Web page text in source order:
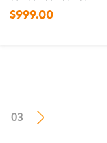
$999.00
03